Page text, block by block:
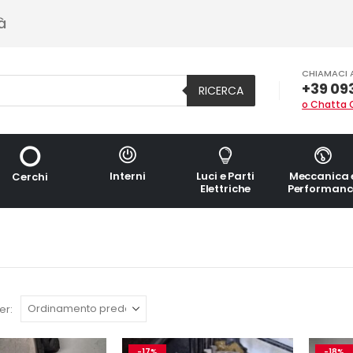
RICERCA
CHIAMACI
+39
o Chatta
Cerchi Interni
Luci e Parti
Elettriche
Meccanica